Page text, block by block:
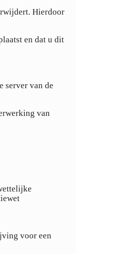
Hierdoor
en dat u dit
server van de
van
voor een